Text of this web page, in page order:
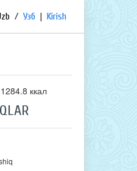
/ Узб | Kirish
1284.8 ккал